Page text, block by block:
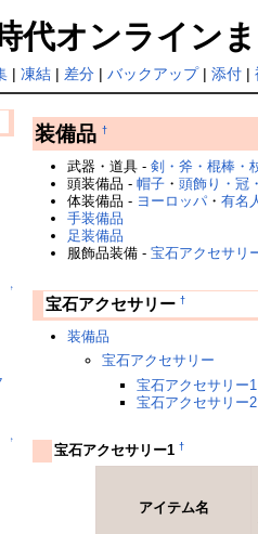
代オンライン
| 凍結| 差分| バックアップ| 添付|
↑
↑
装備品†
武器・道具 -剣・斧・棍棒・
頭装備品 -帽子 ・頭飾り・冠
体装備品 - ヨーロッパ ・有名
手装備品
足装備品
服飾品装備 -宝石アクセサリ
宝石アクセサリー †
装備品
宝石アクセサリー
宝石アクセサリー1
宝石アクセサリー2
宝石アクセサリー1 †
アイテム名